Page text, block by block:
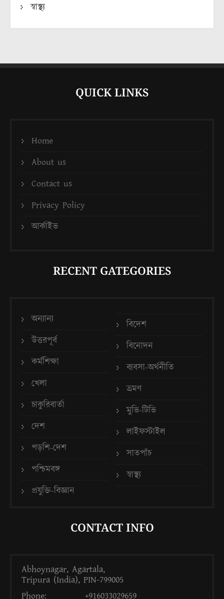
স্বাস্থ্য
QUICK LINKS
Home
About us
Contact us
Privacy Policy
আর্কাইভ
RECENT GATEGORIES
অন্যান্য
উত্তরপূর্ব
কর্মশিক্ষা
খেলা
চাকুরিবার্তা
দেশ
পড়শি-দেশ
পশ্চিমবঙ্গ
প্রযুক্তি-বিজ্ঞান
বিদেশ
বিনোদন
ব্যবসা-অর্থনীতি
ভ্রমণ
মুভি-টিভি
লাইফস্টাইল
সাতপাঁচ
স্বাস্থ্য
CONTACT INFO
Abhoynagar, Agartala,
Tripura (India), PIN-799005
Phone:
+916033029659